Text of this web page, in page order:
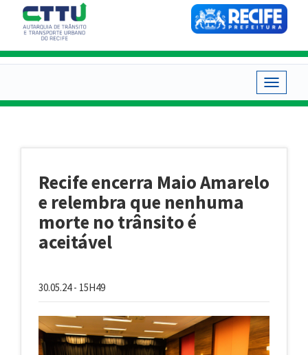
conteúdo
principal
Toggle
Recife encerra Maio Amarelo
e relembra que nenhuma
morte no trânsito é
aceitável
30.05.24 - 15H49